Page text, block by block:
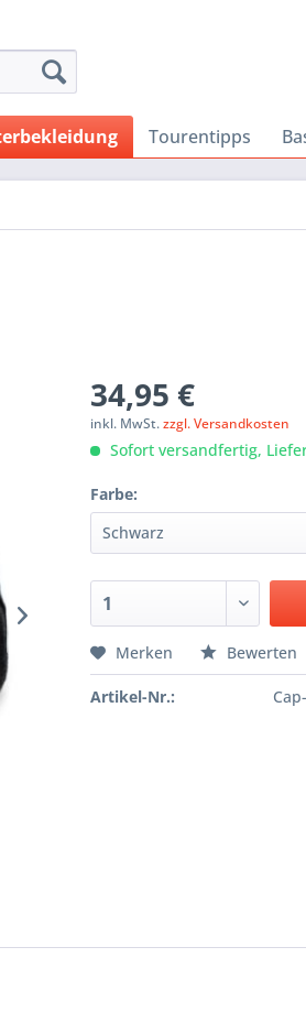
Tourentipps
34,95 €
inkl. MwSt.zzgl. Versandkosten
Sofort versandfertig,
Farbe:
Merken Bewerten
Artikel-Nr.: